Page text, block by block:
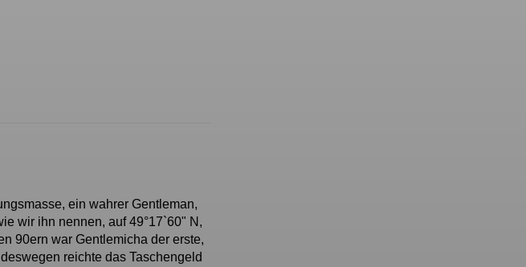
ein wahrer Gentleman,
wir ihn nennen, auf 49°17`60" N,
90ern war Gentlemicha der erste,
reichte das Taschengeld